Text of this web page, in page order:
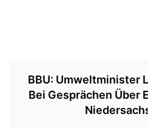
BBU: Umweltminister
Bei Gesprächen Über